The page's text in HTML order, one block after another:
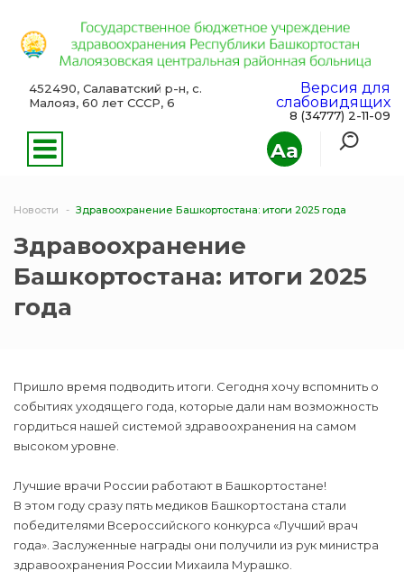
Aa
452490, Салаватский р-н, с.
Малояз, 60 лет СССР, 6
Версия для
слабовидящих
8 (34777) 2-11-09
Новости Здравоохранение Башкортостана: итоги 2025 года
Здравоохранение
Башкортостана: итоги 2025
года
Пришло время подводить итоги. Сегодня хочу вспомнить о
событиях уходящего года, которые дали нам возможность
гордиться нашей системой здравоохранения на самом
высоком уровне.
Лучшие врачи России работают в Башкортостане!
В этом году сразу пять медиков Башкортостана стали
победителями Всероссийского конкурса «Лучший врач
года». Заслуженные награды они получили из рук министра
здравоохранения России Михаила Мурашко.